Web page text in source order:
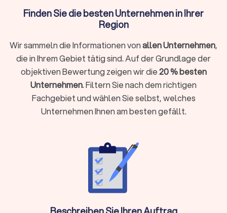
Anforderungen an die Reinigung. Eine professionelle
Reinigungsfirma kann ihre Dienstleistungen an die
Privathaushalt, ein Bürogebäude oder eine Baustelle.
Dienstleistungen von Reinigungsfirmen in
Werder (Havel)
Gebäudereinigungsdienste in Werder (Havel) umfassen die
Reinigung von Bürogebäuden, Einkaufszentren, Schulen und
anderen gewerblichen Einrichtungen. Die professionelle
Reinigung sorgt für eine angenehme Arbeitsumgebung und
hinterlässt einen positiven Eindruck bei Mitarbeitern und
Finden Sie die besten Unternehmen in Ihrer
Region
Wir sammeln die Informationen vonallen Unternehmen,
die in Ihrem Gebiet tätig sind. Auf der Grundlage der
objektiven Bewertung zeigen wir die20 % besten
Unternehmen. Filtern Sie nach dem richtigen
Fachgebiet und wählen Sie selbst, welches
Unternehmen Ihnen am besten gefällt.